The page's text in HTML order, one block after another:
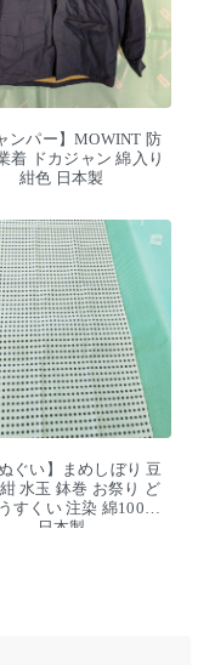
ンパー】MOWINT 防
着 ドカジャン 綿入り
紺色 日本製
ぬぐい】まめしぼり 豆
水玉 鉢巻 お祭り ど
すくい 注染 綿100%
日本製